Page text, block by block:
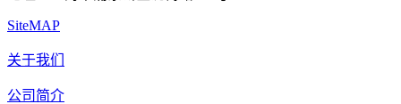
SiteMAP
关于我们
公司简介